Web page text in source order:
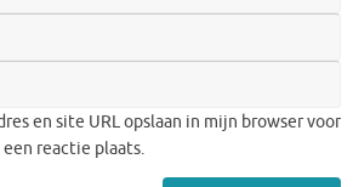
en site URL opslaan in mijn browser voor
reactie plaats.